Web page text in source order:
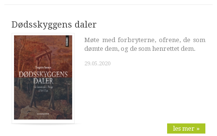
Dødsskyggens daler
Møte med forbryterne, ofrene, de som
dømte dem, og de som henrettet dem.
29.05.2020
les mer »